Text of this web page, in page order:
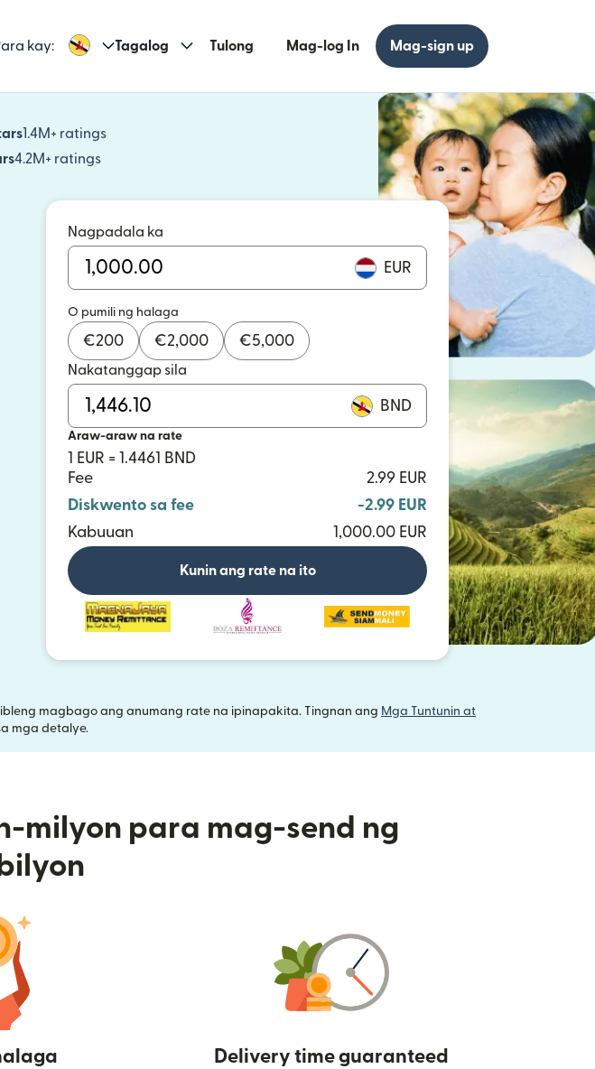
kay: Tagalog Tulong Mag-log In Mag-sign up
1.4M+ ratings
(bubukas sa bagong window)
4.2M+ ratings
(bubukas sa bagong window)
Nagpadala ka
EUR
O pumili ng halaga
€200 €2,000 €5,000
Nakatanggap sila
BND
Araw-araw na rate
1 EUR = 1.4461 BND
Fee
2.99 EUR
Diskwento sa fee
-2.99 EUR
Kabuuan
1,000.00 EUR
Kunin ang rate na ito
magbago ang anumang rate na ipinapakita. Tingnan ang Mga Tuntunin at
sa bagong window)
mga detalye.
milyon para mag-send ng
Delivery time guaranteed